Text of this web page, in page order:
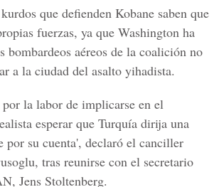
que defienden Kobane saben que
fuerzas, ya que Washington ha
bombardeos aéreos de la coalición no
a la ciudad del asalto yihadista.
la labor de implicarse en el
esperar que Turquía dirija una
por su cuenta', declaró el canciller
tras reunirse con el secretario
Jens Stoltenberg.